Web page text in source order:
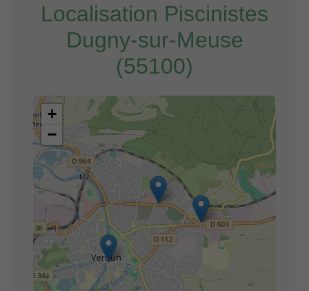
Localisation Piscinistes
Dugny-sur-Meuse
(55100)
+
−